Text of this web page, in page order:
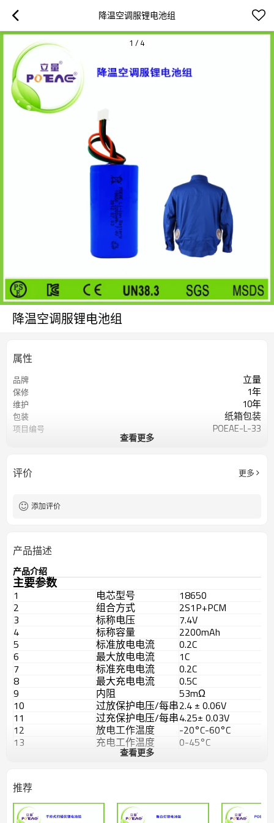
降温空调服锂电池组
1 / 4
降温空调服锂电池组
属性
品牌 立量
保修 1年
维护 10年
包装 纸箱包装
项目编号 POEAE-L-33
查看更多
评价 更多
添加评价
产品描述
产品介绍
主要参数
1 电芯型号
18650
2
组合方式
2S1P+PCM
3
标称电压
7.4V
4
标称容量
2200mAh
5
标准放电电流
0.2C
6
最大放电电流
1C
7
标准充电电流
0.2C
8
最大充电电流
0.5C
9
内阻
53mΩ
10
过放保护电压/每串2.4 ± 0.06V
11
过充保护电压/每串4.25± 0.03V
12
放电工作温度
-20°C-60°C
13
充电工作温度
0-45°C
存储温度
16
17
37*19*70mm
查看更多
推荐